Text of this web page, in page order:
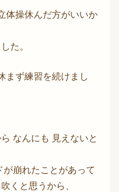
体操休んだ方がいいか
た。
まず練習を続けまし
なんにも 見えないと
崩れたことがあって
くと思うから、